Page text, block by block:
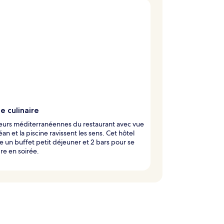
culinaire
méditerranéennes du restaurant avec vue
et la piscine ravissent les sens. Cet hôtel
un buffet petit déjeuner et 2 bars pour se
en soirée.